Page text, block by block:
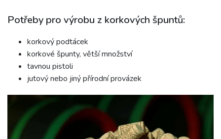
Potřeby pro výrobu z korkových špuntů:
korkový podtácek
korkové špunty, větší množství
tavnou pistoli
jutový nebo jiný přírodní provázek